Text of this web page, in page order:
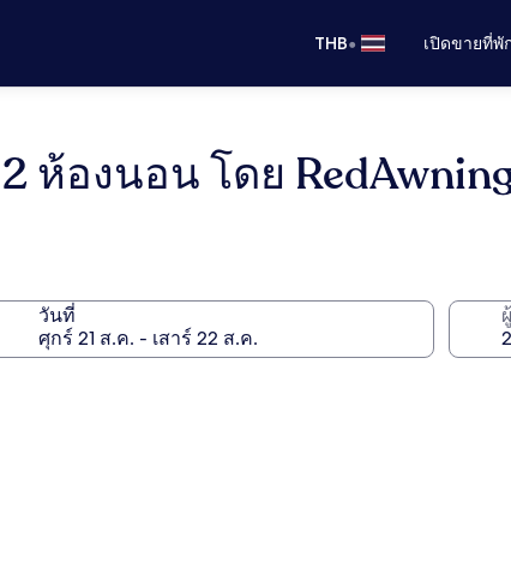
THB• เปิดขายที่
ห้องนอน โดย
วันที่